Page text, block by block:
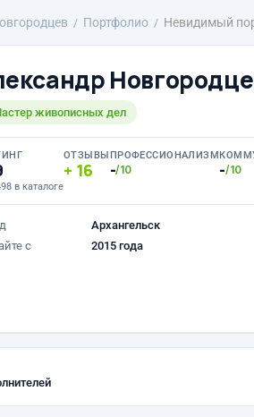
Портфолио Невидимый
живописных дел
в каталоге
ОТЗЫВЫ
16
ПРОФЕССИОНАЛИЗМ
-/10 -/10
Архангельск
с
2015 года